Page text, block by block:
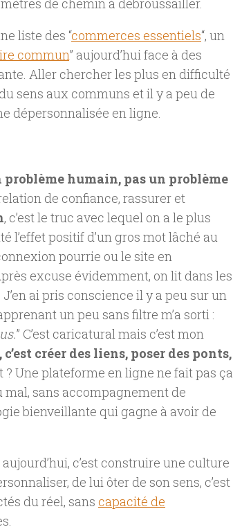
de chemin à débroussailler.
liste des “commerces essentiels“, un
commun” aujourd’hui face à des
Aller chercher les plus en difficulté
sens aux communs et il y a peu de
dépersonnalisée en ligne.
problème humain, pas un problème
de confiance, rassurer et
, c’est le truc avec lequel on a le plus
l’effet positif d’un gros mot lâché au
pourrie ou le site en
excuse évidemment, on lit dans les
J’en ai pris conscience il y a peu sur un
un peu sans filtre m’a sorti :
” C’est caricatural mais c’est mon
créer des liens, poser des ponts,
? Une plateforme en ligne ne fait pas ça
mal, sans accompagnement de
bienveillante qui gagne à avoir de
aujourd’hui, c’est construire une culture
de lui ôter de son sens, c’est
du réel, sans capacité de